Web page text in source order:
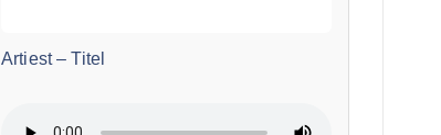
Artiest–Titel